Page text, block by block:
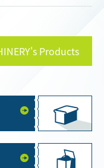
Products